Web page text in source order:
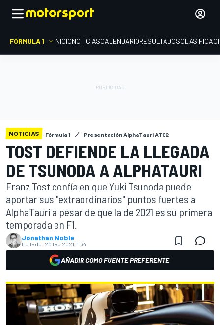
FÓRMULA 1 INICIONOTICIASCALENDARIORESULTADOS
NOTICIAS Fórmula 1 Presentación AlphaTauri AT02
TOST DEFIENDE LA LLEGADA
DE TSUNODA A ALPHATAURI
Franz Tost confía en que Yuki Tsunoda puede
aportar sus "extraordinarios" puntos fuertes a
AlphaTauri a pesar de que la de 2021 es su primera
temporada en F1.
Jonathan Noble
Editado: 20 feb 2021, 1:34
AÑADIR COMO FUENTE PREFERENTE